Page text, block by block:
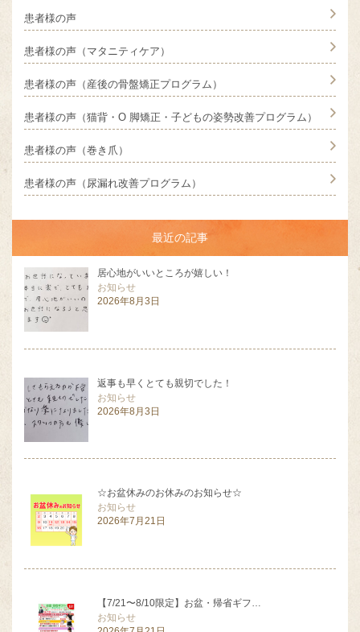
患者様の声
患者様の声（マタニティケア）
患者様の声（産後の骨盤矯正プログラム）
患者様の声（猫背・O 脚矯正・子どもの姿勢改善プログラム）
患者様の声（巻き爪）
患者様の声（尿漏れ改善プログラム）
最近の記事
居心地がいいところが嬉しい！
お知らせ
2026年8月3日
返事も早くとても親切でした！
お知らせ
2026年8月3日
☆お盆休みのお休みのお知らせ☆
お知らせ
2026年7月21日
【7/21〜8/10限定】お盆・帰省ギフ…
お知らせ